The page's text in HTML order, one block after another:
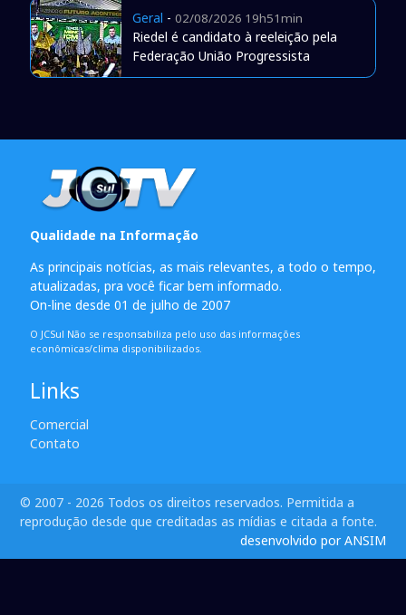
Geral - 02/08/2026 19h51min
Riedel é candidato à reeleição pela
Federação União Progressista
Qualidade na Informação
As principais notícias, as mais relevantes, a todo o tempo,
atualizadas, pra você ficar bem informado.
On-line desde 01 de julho de 2007
O JCSul Não se responsabiliza pelo uso das informações
econômicas/clima disponibilizados.
Links
Comercial
Contato
© 2007 - 2026 Todos os direitos reservados. Permitida a
reprodução desde que creditadas as mídias e citada a fonte.
desenvolvido por ANSIM